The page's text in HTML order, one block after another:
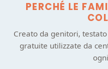
PERCHÉ LE
Creato da genitori,
gratuite utilizzate da